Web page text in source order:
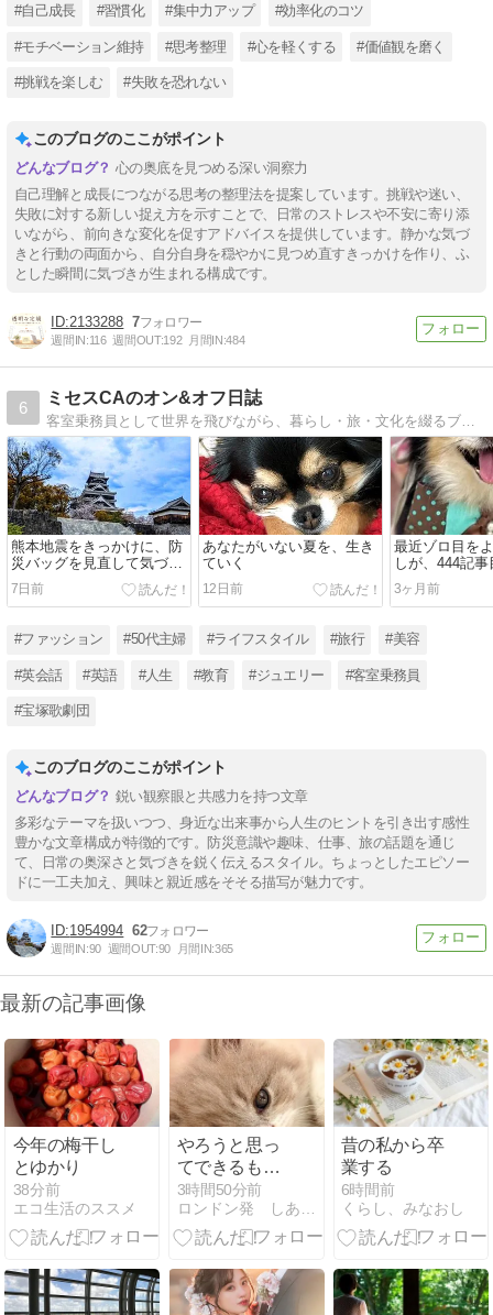
#自己成長 #習慣化 #集中力アップ #効率化のコツ
#モチベーション維持 #思考整理 #心を軽くする #価値観を磨く
#挑戦を楽しむ #失敗を恐れない
このブログのここがポイント
心の奥底を見つめる深い洞察力
自己理解と成長につながる思考の整理法を提案しています。挑戦や迷い、
失敗に対する新しい捉え方を示すことで、日常のストレスや不安に寄り添
いながら、前向きな変化を促すアドバイスを提供しています。静かな気づ
きと行動の両面から、自分自身を穏やかに見つめ直すきっかけを作り、ふ
とした瞬間に気づきが生まれる構成です。
2133288 7
週間IN:116 週間OUT:192 月間IN:484
6
ミセスCAのオン&オフ日誌
客室乗務員として世界を飛びながら、暮らし・旅・文化を綴るブログ。CAの日常やフライトの話、40代50代の女性に寄り添う美容やジュエリーを、実体験ベースで紹介しています。
熊本地震をきっかけに、防
災バッグを見直して気づい
たこと
7日前
あなたがいない夏を、生き
ていく
12日前
最近ゾロ目を
しが、444記
くなったこと
3ヶ月前
#ファッション #50代主婦 #ライフスタイル #旅行 #美容
#英会話 #英語 #人生 #教育 #ジュエリー #客室乗務員
#宝塚歌劇団
このブログのここがポイント
鋭い観察眼と共感力を持つ文章
多彩なテーマを扱いつつ、身近な出来事から人生のヒントを引き出す感性
豊かな文章構成が特徴的です。防災意識や趣味、仕事、旅の話題を通じ
て、日常の奥深さと気づきを鋭く伝えるスタイル。ちょっとしたエピソー
ドに一工夫加え、興味と親近感をそそる描写が魅力です。
1954994 62
週間IN:90 週間OUT:90 月間IN:365
最新の記事画像
今年の梅干し
とゆかり
38分前
エコ生活のススメ
やろうと思っ
てできるもん
じゃないｗ
3時間50分前
ロンドン発 しあわせの見つけ方
昔の私から卒
業する
6時間前
くらし、みなおし